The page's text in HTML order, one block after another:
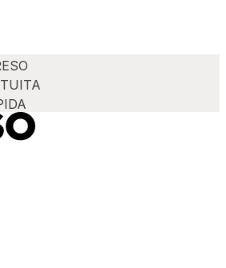
i cookie per personalizzare contenuti e
con altre informazioni che hai fornito loro o
sono cruciali per le funzioni di
alcun dato personale identificabile.